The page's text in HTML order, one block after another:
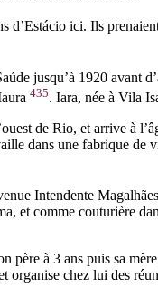
d’Estácio ici. Ils
jusqu’à 1920 avant
435. Iara, née à Vila
de Rio, et arrive à
dans une fabrique
Intendente
et comme couturière
à 3 ans puis sa
chez lui des